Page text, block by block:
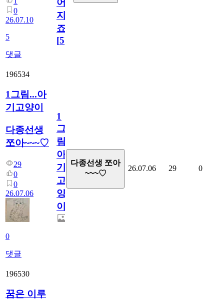
0
26.07.10
5
댓글
어
지
죠.?
[5]
196534
1그림...아
기고양이
다종선생
쪼아~~~♡
29
0
0
26.07.06
0
댓글
1
그
림...
아
기
고
양
이
다종선생 쪼아
~~~♡
26.07.06 29 0
196530
꿈은 이루